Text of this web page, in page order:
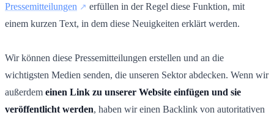
Pressemitteilungen
erfüllen in der Regel diese Funktion, mit
einem kurzen Text, in dem diese Neuigkeiten erklärt werden.
Wir können diese Pressemitteilungen erstellen und an die
wichtigsten Medien senden, die unseren Sektor abdecken. Wenn wir
außerdem einen Link zu unserer Website einfügen und sie
veröffentlicht werden, haben wir einen Backlink von autoritativen